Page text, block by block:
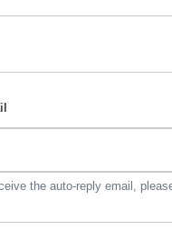
the auto-reply email,